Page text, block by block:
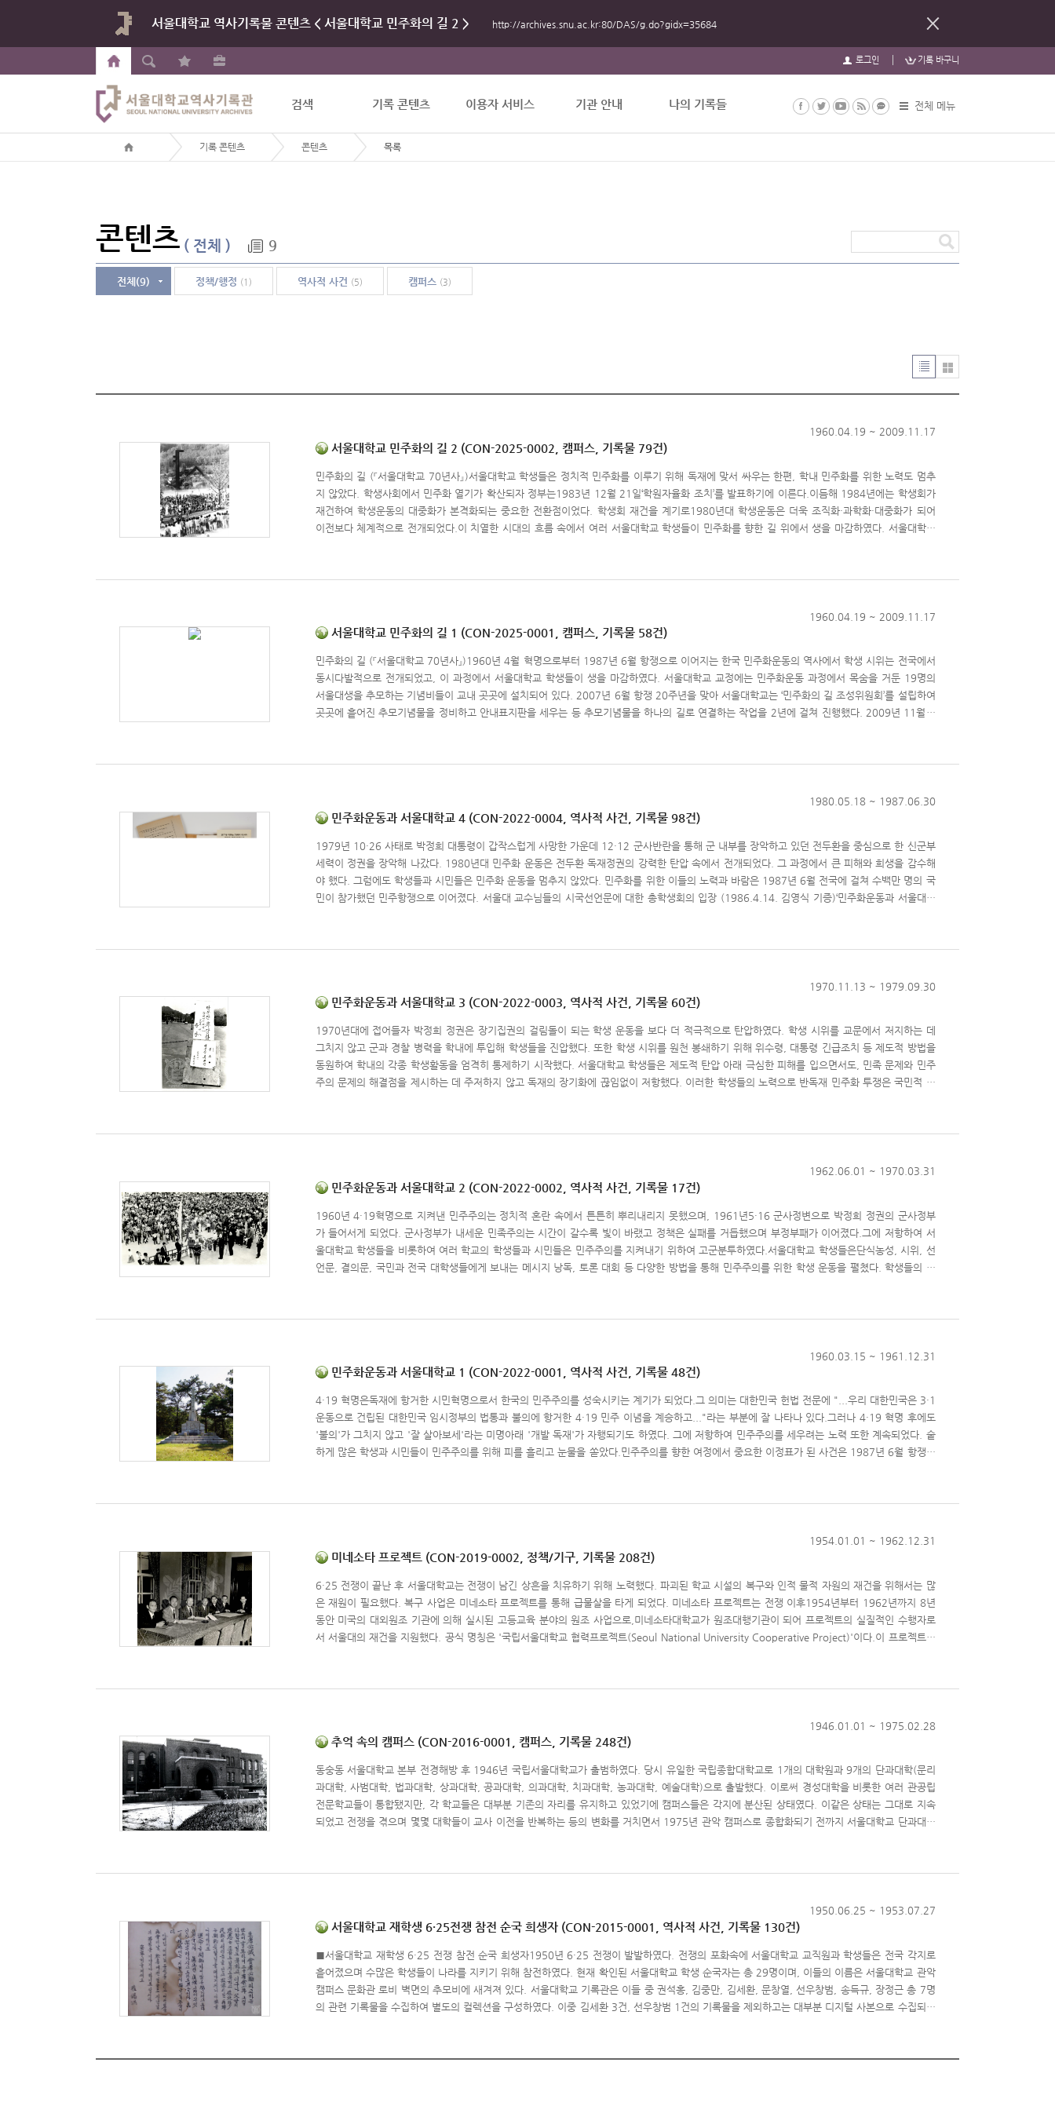
서울대학교 역사기록물 콘텐츠 < 서울대학교 민주화의 길 2 > http://archives.snu.ac.kr:80/DAS/g.do?gidx=35684
로그인 기록 바구니
검색 기록 콘텐츠 이용자 서비스 기관 안내 나의 기록들 전체 메뉴
기록 콘텐츠 콘텐츠 목록
콘텐츠 ( 전체 ) 9
전체(9)
정책/행정 (1) 역사적 사건 (5) 캠퍼스 (3)
List
type
1960.04.19 ~ 2009.11.17
서울대학교 민주화의 길 2 (CON-2025-0002, 캠퍼스, 기록물 79건)
민주화의 길 (『서울대학교 70년사』)서울대학교 학생들은 정치적 민주화를 이루기 위해 독재에 맞서 싸우는 한편, 학내 민주화를 위한 노력도 멈추
지 않았다. 학생사회에서 민주화 열기가 확산되자 정부는1983년 12월 21일‘학원자율화 조치’를 발표하기에 이른다.이듬해 1984년에는 학생회가
재건하여 학생운동의 대중화가 본격화되는 중요한 전환점이었다. 학생회 재건을 계기로1980년대 학생운동은 더욱 조직화·과학화·대중화가 되어
이전보다 체계적으로 전개되었다.이 치열한 시대의 흐름 속에서 여러 서울대학교 학생들이 민주화를 향한 길 위에서 생을 마감하였다. 서울대학교
학대학-공과대학-농업생명과학대학에 이르는 1.2km의 ‘민주화의 길’을완공하였으며, 민주화운동 과정에서 목숨을 바친 서울대학교 학생 19명을
편으로,민주화운동 과정에서 목숨을 바친 19명의 서울대생 중6명의 뜻을 기리고자 한다. 이들 6명은학생운동과 관련하여 수배 중 의문사를 당한
우종원(사회복지학과 81학번)과 김성수(지리학과 86학번), 1986년 신림사거리에서 전방입소 거부시위 도중 반핵 반미구호를 외치며 분신 사망한
하고 투신한 이동수(원예학과 83학번), 민주화 운동이 가장 격렬했던 1986년 행동으로 옮기지 못하는 자신의 한계를 고민하다가 결국 한강에 투신
한 박혜정(국문학과 83학번)이다. 이들의뜻을 기리기위해 당시의 시대적 상황과 사건개요를 살펴보고,관련 기록물을 함께 수록하여 민주화운동의
치열했던 현장을 다시금 되새기고자 한다. 참고문헌서울대학교 60년사 편찬위원회, 『서울대학교 60년사』, 2006.서울대학교 70년사 편찬위원회,
『서울대학교 70년사』, 2016.
1960.04.19 ~ 2009.11.17
서울대학교 민주화의 길 1 (CON-2025-0001, 캠퍼스, 기록물 58건)
민주화의 길 (『서울대학교 70년사』)1960년 4월 혁명으로부터 1987년 6월 항쟁으로 이어지는 한국 민주화운동의 역사에서 학생 시위는 전국에서
동시다발적으로 전개되었고, 이 과정에서 서울대학교 학생들이 생을 마감하였다. 서울대학교 교정에는 민주화운동 과정에서 목숨을 거둔 19명의
서울대생을 추모하는 기념비들이 교내 곳곳에 설치되어 있다. 2007년 6월 항쟁 20주년을 맞아 서울대학교는 ‘민주화의 길 조성위원회’를 설립하여
곳곳에 흩어진 추모기념물을 정비하고 안내표지판을 세우는 등 추모기념물을 하나의 길로 연결하는 작업을 2년에 걸쳐 진행했다. 2009년 11월 1
구성되었다. 그 첫 번째 시리즈인 ‘서울대학교민주화의 길 1’은 1960년 이승만 대통령의 3·15 부정선거에 반발해서 일어난 4·19 혁명에서 희생된
로서 1981년 도서관에서 투신한 김태훈, 1983년 중앙도서관 6층 창가에서 유인물을 뿌리며 시위를 이끌다가 추락사한 황정하가 희생된 당시의
시대적 상황과 사건개요, 이들과 관련한 기록물을 수록하였다. “우리 서울대인들은 "진리는 나의 빛"을 가슴에 새기고, 사회정의의 실현에 앞장서왔
고난을 치러야 했다. 엄혹한 독재에 항거하여 목숨을 바친 동문들에 이르러서는 슬픔과 안타까움을 금할 수 없다. 관악교정에는 길모퉁이마다 4·19
기념탑을 비롯하여 민주제단에 헌신한 동문을 기리는 추모비들이 서 있다. 6월 항쟁 20주년을 맞이하여, 서울대학교에서는 민주화를 향한 서울대
인들의 희생정신을 잇고자 민주화의 길을 조성하기로 뜻을 모았다. 그 길을 따라 기념물을 순례하면서 민주화운동의 역사와 희생의 의미를 새겨보
자. 과거의 경험은 현재의 기억을 통해서만 미래를 비추는 거울이 된다."2009년 11월 3일 서울대학교 참고문헌서울대학교 70년사 편찬위원회,
1980.05.18 ~ 1987.06.30
민주화운동과 서울대학교 4 (CON-2022-0004, 역사적 사건, 기록물 98건)
1979년 10·26 사태로 박정희 대통령이 갑작스럽게 사망한 가운데 12·12 군사반란을 통해 군 내부를 장악하고 있던 전두환을 중심으로 한 신군부
세력이 정권을 장악해 나갔다. 1980년대 민주화 운동은 전두환 독재정권의 강력한 탄압 속에서 전개되었다. 그 과정에서 큰 피해와 희생을 감수해
야 했다. 그럼에도 학생들과 시민들은 민주화 운동을 멈추지 않았다. 민주화를 위한 이들의 노력과 바람은 1987년 6월 전국에 걸쳐 수백만 명의 국
민이 참가했던 민주항쟁으로 이어졌다. 서울대 교수님들의 시국선언문에 대한 총학생회의 입장 (1986.4.14. 김영식 기증)‘민주화운동과 서울대학
를 위한 시국 성토대회, 광주 민주화운동 등을 다루며, 반 파쇼 민주투쟁 선언, 시국선언문, 계엄 출입증 등 관련 기록물이 수록되어 있다. ‘6월 항쟁’
1970.11.13 ~ 1979.09.30
민주화운동과 서울대학교 3 (CON-2022-0003, 역사적 사건, 기록물 60건)
1970년대에 접어들자 박정희 정권은 장기집권의 걸림돌이 되는 학생 운동을 보다 더 적극적으로 탄압하였다. 학생 시위를 교문에서 저지하는 데
그치지 않고 군과 경찰 병력을 학내에 투입해 학생들을 진압했다. 또한 학생 시위를 원천 봉쇄하기 위해 위수령, 대통령 긴급조치 등 제도적 방법을
동원하여 학내의 각종 학생활동을 엄격히 통제하기 시작했다. 서울대학교 학생들은 제도적 탄압 아래 극심한 피해를 입으면서도, 민족 문제와 민주
주의 문제의 해결점을 제시하는 데 주저하지 않고 독재의 장기화에 끊임없이 저항했다. 이러한 학생들의 노력으로 반독재 민주화 투쟁은 국민적 운
주제로, 총 3개의 시리즈로 구성되었다. ‘노동 조건 개선 운동’은 전태일 분신 항거부터 대학사회의 노동조건 개선 운동 등을 다루며, 故 전태일 형
대 운동에 대해 다루며, 학원 민주화 운동지침, 교련철폐 투쟁선언 등 교련 반대 운동에 관한 기록물이 수록되어 있다. ‘유신 반대 운동’은 박정희 정
권의 유신체제에 대한 반대 운동과 정부의 국가보위에 관한 특별조치법, 학원 질서 확립을 위한 특별명령, 대통령 긴급조치 등을 다루며, 양심선언
1962.06.01 ~ 1970.03.31
민주화운동과 서울대학교 2 (CON-2022-0002, 역사적 사건, 기록물 17건)
1960년 4·19혁명으로 지켜낸 민주주의는 정치적 혼란 속에서 튼튼히 뿌리내리지 못했으며, 1961년5·16 군사정변으로 박정희 정권의 군사정부
가 들어서게 되었다. 군사정부가 내세운 민족주의는 시간이 갈수록 빛이 바랬고 정책은 실패를 거듭했으며 부정부패가 이어졌다.그에 저항하여 서
울대학교 학생들을 비롯하여 여러 학교의 학생들과 시민들은 민주주의를 지켜내기 위하여 고군분투하였다.서울대학교 학생들은단식농성, 시위, 선
언문, 결의문, 국민과 전국 대학생들에게 보내는 메시지 낭독, 토론 대회 등 다양한 방법을 통해 민주주의를 위한 학생 운동을 펼쳤다. 학생들의 강
속체결 요구 시위(1962.6.8)‘민주화운동과 서울대학교 2’는 1960년 4·19 혁명부터 1987년 6월 항쟁에 이르기까지 한국 민주화운동의 역사에 자
위와 군정 연장 반대운동’은 한미행정협정체결 촉구시위 당시 상황과 군정 연장 반대운동 결의문 등을 다루며, 한미행정협정촉구 시위, 한미행정협
정 조속체결 요구 시위 등 관련 기록물이 수록되어 있다. ‘한일회담 및 한일 협정 반대운동’ 은 한일회담에 반대하는 시위와 항쟁들에 관한 기록물이
성 학생명단, 3선개헌 반대 학생시위 등 관련 기록물이 수록되어 있다.
1960.03.15 ~ 1961.12.31
민주화운동과 서울대학교 1 (CON-2022-0001, 역사적 사건, 기록물 48건)
4·19 혁명은독재에 항거한 시민혁명으로서 한국의 민주주의를 성숙시키는 계기가 되었다.그 의미는 대한민국 헌법 전문에 "...우리 대한민국은 3·1
운동으로 건립된 대한민국 임시정부의 법통과 불의에 항거한 4·19 민주 이념을 계승하고..."라는 부분에 잘 나타나 있다.그러나 4·19 혁명 후에도
'불의'가 그치지 않고 '잘 살아보세'라는 미명아래 '개발 독재'가 자행되기도 하였다. 그에 저항하여 민주주의를 세우려는 노력 또한 계속되었다. 숱
하게 많은 학생과 시민들이 민주주의를 위해 피를 흘리고 눈물을 쏟았다.민주주의를 향한 여정에서 중요한 이정표가 된 사건은 1987년 6월 항쟁이
교 관악캠퍼스 두레문예관 앞에 위치한4·19 공원 기념탑, 2017'민주화운동과 서울대학교 1'은 1960년4·19 혁명부터 1987년6월 항쟁에 이르기
구성되었다. '4·19 혁명과 서울대학교'는 1960년4·19 혁명의 시작과 전개, 6명의 서울대 희생자들, 4·25 교수단 시위 등을 다루며, 4·19 선언문
필사본 사본,손중근 유고집,4·19 기념탑 제막식 사진등 관련 기록물 44건이 수록되어 있다.'4·19 혁명과 학생운동의 고양'은4·19 이후 국민신생
록되어 있다.
1954.01.01 ~ 1962.12.31
미네소타 프로젝트 (CON-2019-0002, 정책/기구, 기록물 208건)
6·25 전쟁이 끝난 후 서울대학교는 전쟁이 남긴 상흔을 치유하기 위해 노력했다. 파괴된 학교 시설의 복구와 인적 물적 자원의 재건을 위해서는 많
은 재원이 필요했다. 복구 사업은 미네소타 프로젝트를 통해 급물살을 타게 되었다. 미네소타 프로젝트는 전쟁 이후1954년부터 1962년까지 8년
동안 미국의 대외원조 기관에 의해 실시된 고등교육 분야의 원조 사업으로,미네소타대학교가 원조대행기관이 되어 프로젝트의 실질적인 수행자로
서 서울대의 재건을 지원했다. 공식 명칭은 '국립서울대학교 협력프로젝트(Seoul National University Cooperative Project)'이다.이 프로젝트는
파하는 계기가 만들어졌다. 또한 물자지원 사업으로 학교 건물과 시설의 복구, 물품 및 장비 지원,수업과 연구 기자재 도입 등이 이루어지면서 서울
의 확보로 연구기반이 확충되었고 집중 지원을 받은 공업 농업 의학 부문에서는 비약적인 발전이 이루어져 1960~1970년대 산업화의 기반이 되었
다.미네소타대학교와 기술원조 협조 협정 체결 (1954.9.5.)본 콘텐츠는 총 4개의 시리즈로 구성되어 있다. '미네소타 프로젝트의 출발'은 기술원조
로 구성되어 있다. '미네소타대로 유학 간 교수들'은 교환교수 프로그램에 참여한 교수들의 사진과 관련 논문, 구술 인터뷰 녹음파일 등 40건의 기
록물로 구성되어 있다. '미네소타 프로젝트 후 서울대의 수업'은 미네소타 프로젝트에 참여한 교수들이 집필한 수업교재와 강의자료, 시험문제 등 6
0건의 기록물로 이루어져 있다. '미네소타 프로젝트와 서울대의 발전'은 물자지원 사업으로 신·증축된 학교 건물과 시설 사진, 서울대를 방문한 각
분야 자문관들이 작성한 수행보고서 등의 기록물 76건으로 구성되어 있다.서울대학교 기록관은 2006년 미네소타대학교 도서관과 기록이관협정을
1946.01.01 ~ 1975.02.28
추억 속의 캠퍼스 (CON-2016-0001, 캠퍼스, 기록물 248건)
동숭동 서울대학교 본부 전경해방 후 1946년 국립서울대학교가 출범하였다. 당시 유일한 국립종합대학교로 1개의 대학원과 9개의 단과대학(문리
과대학, 사범대학, 법과대학, 상과대학, 공과대학, 의과대학, 치과대학, 농과대학, 예술대학)으로 출발했다. 이로써 경성대학을 비롯한 여러 관공립
전문학교들이 통합됐지만, 각 학교들은 대부분 기존의 자리를 유지하고 있었기에 캠퍼스들은 각지에 분산된 상태였다. 이같은 상태는 그대로 지속
되었고 전쟁을 겪으며 몇몇 대학들이 교사 이전을 반복하는 등의 변화를 거치면서 1975년 관악 캠퍼스로 종합화되기 전까지 서울대학교 단과대학
학, 수원에는 농과대학과 수의과대학이 위치하여 저마다의 독특한 문화와 풍토를 만들어 갔다. 학생들도 각자가 속한 단과대학에 따라 스스로의 정
1950.06.25 ~ 1953.07.27
서울대학교 재학생 6·25전쟁 참전 순국 희생자 (CON-2015-0001, 역사적 사건, 기록물 130건)
■서울대학교 재학생 6·25 전쟁 참전 순국 희생자1950년 6·25 전쟁이 발발하였다. 전쟁의 포화속에 서울대학교 교직원과 학생들은 전국 각지로
흩어졌으며 수많은 학생들이 나라를 지키기 위해 참전하였다. 현재 확인된 서울대학교 학생 순국자는 총 29명이며, 이들의 이름은 서울대학교 관악
캠퍼스 문화관 로비 벽면의 추모비에 새겨져 있다. 서울대학교 기록관은 이들 중 권석홍, 김중만, 김세환, 문창열, 선우창범, 송득규, 장정근 총 7명
의 관련 기록물을 수집하여 별도의 컬렉션을 구성하였다. 이중 김세환 3건, 선우창범 1건의 기록물을 제외하고는 대부분 디지털 사본으로 수집되었
다. 서울대학교 재학생 한국전쟁 참전 전몰자 추모비“본교 재학 중 한국전쟁(1950.6.25.-1953.7.27.)에 참전하여 전사한 학생들에게 국가와 민